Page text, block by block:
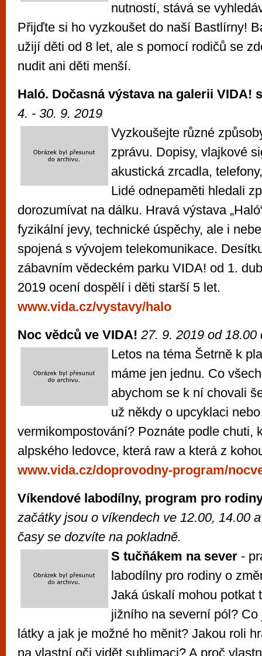
nutností, stává se
Přijďte si ho vyzkoušet do naší Bastlírny!
užijí děti od 8 let, ale s pomocí rodičů se
nudit ani děti menší.
Haló. Dočasná výstava na galerii
4. - 30. 9. 2019
Vyzkoušejte různé
zprávu. Dopisy, vlajkové
akustická zrcadla,
Lidé odnepaměti hledali
dorozumívat na dálku. Hravá výstava
fyzikální jevy, technické úspěchy, ale i
spojená s vývojem telekomunikace.
zábavním vědeckém parku VIDA! od 1.
2019 ocení dospělí i děti starší 5 let.
www.vida.cz/vystavy/halo
Noc vědců ve VIDA! 27. 9. 2019 od 18.00
Letos na téma Šetrně k
máme jen jednu. Co
abychom se k ní chovali
už někdy o upcyklaci nebo
vermikompostování? Poznáte podle chuti,
alpského ledovce, která raw a která z
www.vida.cz/doprovodny-program/
Víkendové labodílny, program pro
začátky jsou o víkendech ve 12.00, 14.00
časy se dozvíte na pokladně.
S tučňákem na sever -
labodílny pro rodiny o
Jaká úskalí mohou potkat
jižního na severní pól?
látky a jak je možné ho měnit? Jakou roli
na vlastní oči vidět sublimaci? A proč